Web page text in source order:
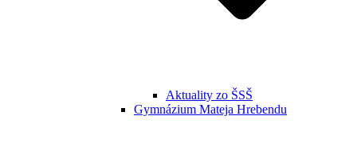
Aktuality zo ŠSŠ
Gymnázium Mateja Hrebendu